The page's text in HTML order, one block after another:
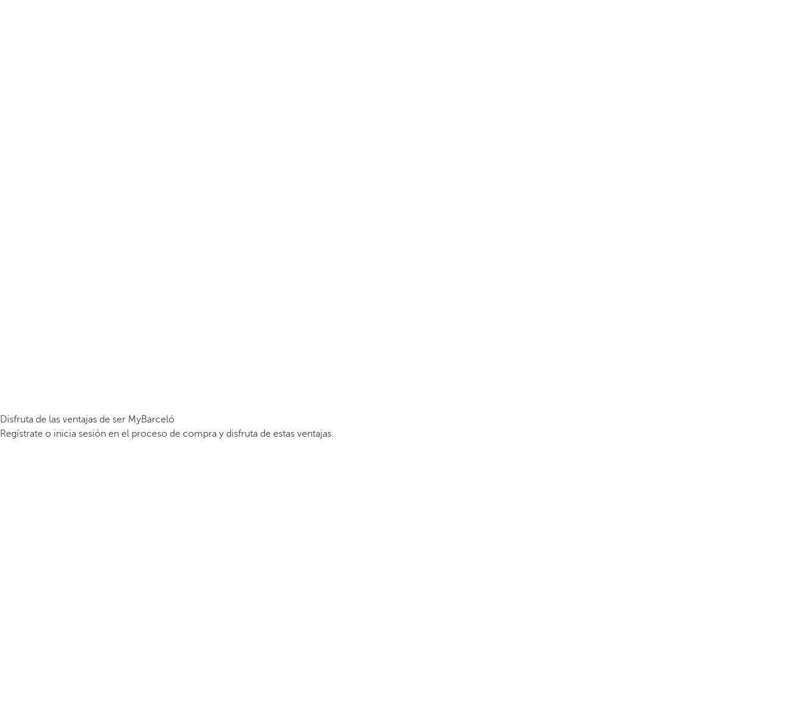
Disfruta de las ventajas de ser MyBarceló
Regístrate o inicia sesión en el proceso de compra y disfruta de estas ventajas.